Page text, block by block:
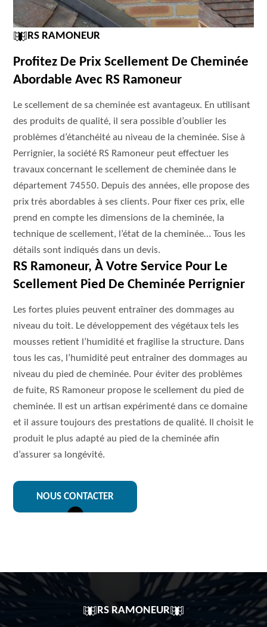
RS RAMONEUR
Profitez De Prix Scellement De Cheminée
Abordable Avec RS Ramoneur
Le scellement de sa cheminée est avantageux. En utilisant
des produits de qualité, il sera possible d’oublier les
problèmes d’étanchéité au niveau de la cheminée. Sise à
Perrignier, la société RS Ramoneur peut effectuer les
travaux concernant le scellement de cheminée dans le
département 74550. Depuis des années, elle propose des
prix très abordables à ses clients. Pour fixer ces prix, elle
prend en compte les dimensions de la cheminée, la
technique de scellement, l’état de la cheminée… Tous les
détails sont indiqués dans un devis.
RS Ramoneur, À Votre Service Pour Le
Scellement Pied De Cheminée Perrignier
Les fortes pluies peuvent entraîner des dommages au
niveau du toit. Le développement des végétaux tels les
mousses retient l’humidité et fragilise la structure. Dans
tous les cas, l’humidité peut entraîner des dommages au
niveau du pied de cheminée. Pour éviter des problèmes
de fuite, RS Ramoneur propose le scellement du pied de
cheminée. Il est un artisan expérimenté dans ce domaine
et il assure toujours des prestations de qualité. Il choisit le
produit le plus adapté au pied de la cheminée afin
d’assurer sa longévité.
NOUS CONTACTER
RS RAMONEUR